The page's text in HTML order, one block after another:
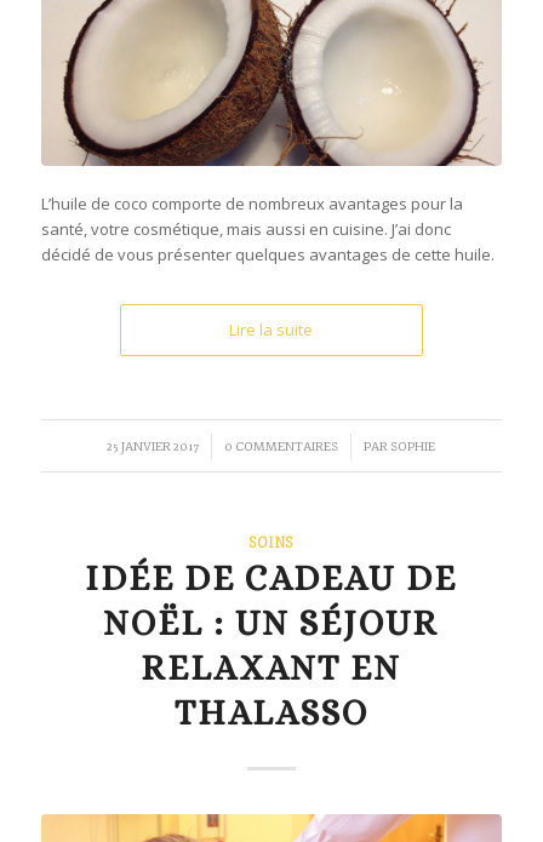
L’huile de coco comporte de nombreux avantages pour la
santé, votre cosmétique, mais aussi en cuisine. J’ai donc
décidé de vous présenter quelques avantages de cette huile.
Lire la suite
25 JANVIER 2017
/ 0 COMMENTAIRES
/ PAR SOPHIE
SOINS
IDÉE DE CADEAU DE
NOËL : UN SÉJOUR
RELAXANT EN
THALASSO